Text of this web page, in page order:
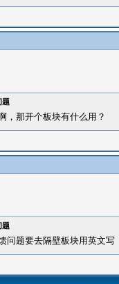
题
，那开个板块有什么用？
题
问题要去隔壁板块用英文写